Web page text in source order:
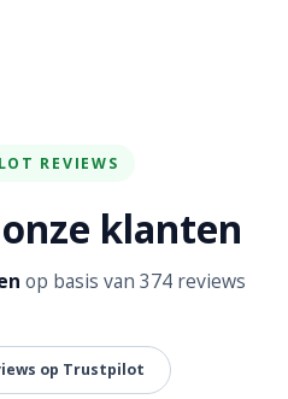
REVIEWS
klanten
op basis van 374 reviews
op Trustpilot